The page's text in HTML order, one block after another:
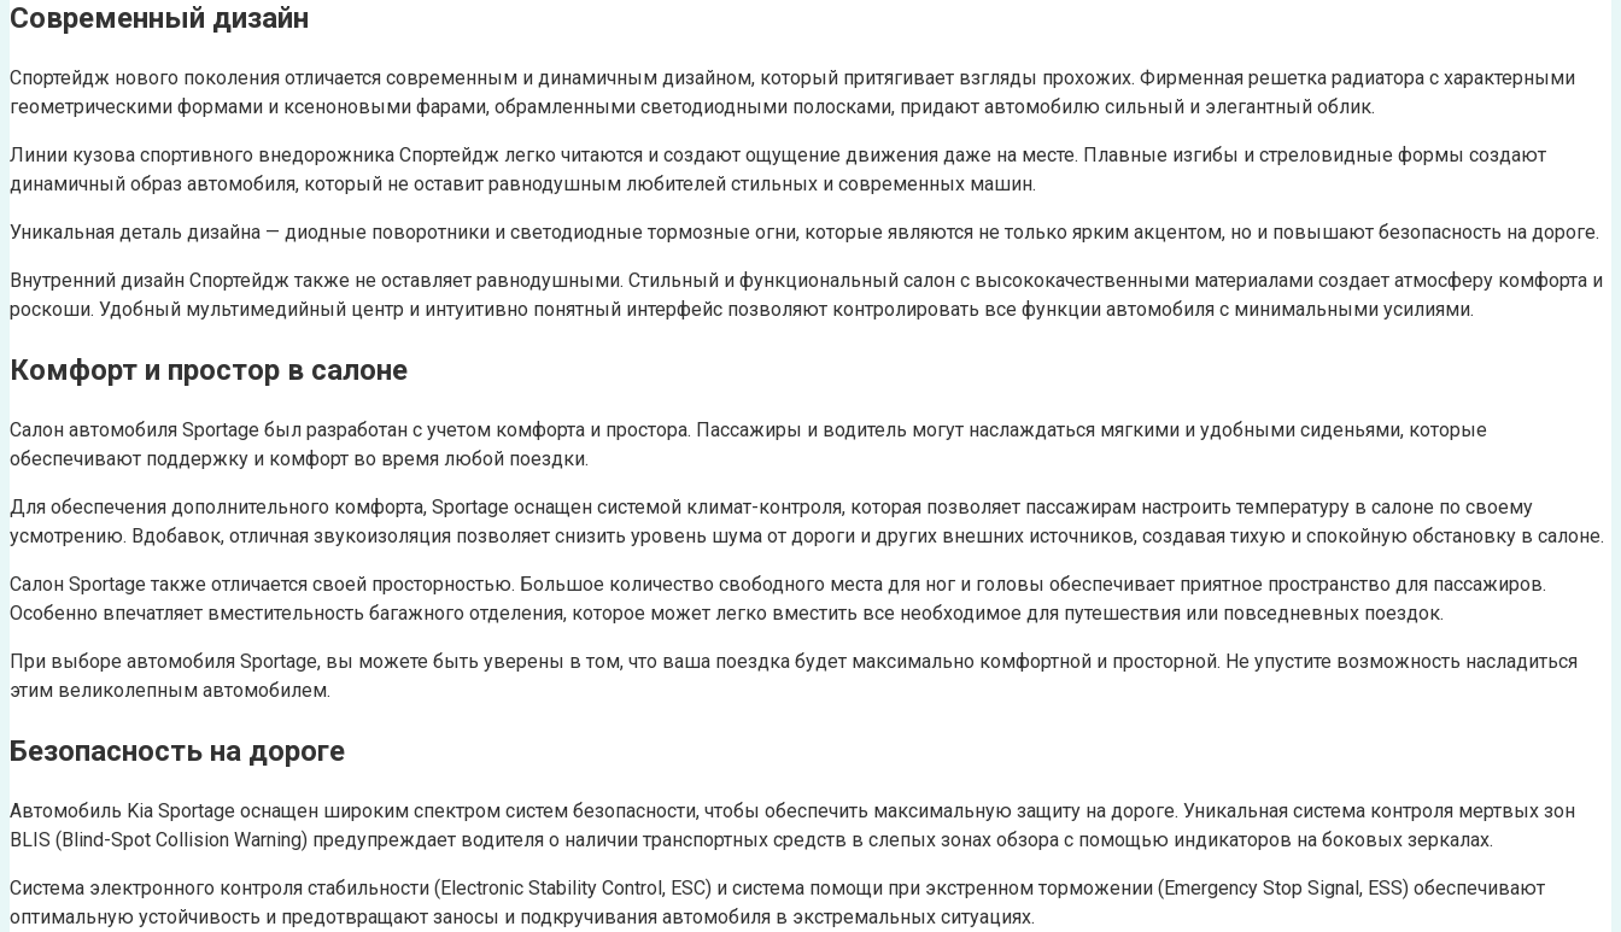
Современный дизайн
Спортейдж нового поколения отличается современным и динамичным дизайном, который притягивает взгляды прохожих. Фирменная решетка радиатора с характерными
геометрическими формами и ксеноновыми фарами, обрамленными светодиодными полосками, придают автомобилю сильный и элегантный облик.
Линии кузова спортивного внедорожника Спортейдж легко читаются и создают ощущение движения даже на месте. Плавные изгибы и стреловидные формы создают
динамичный образ автомобиля, который не оставит равнодушным любителей стильных и современных машин.
Уникальная деталь дизайна — диодные поворотники и светодиодные тормозные огни, которые являются не только ярким акцентом, но и повышают безопасность на дороге.
Внутренний дизайн Спортейдж также не оставляет равнодушными. Стильный и функциональный салон с высококачественными материалами создает атмосферу комфорта и
роскоши. Удобный мультимедийный центр и интуитивно понятный интерфейс позволяют контролировать все функции автомобиля с минимальными усилиями.
Комфорт и простор в салоне
Салон автомобиля Sportage был разработан с учетом комфорта и простора. Пассажиры и водитель могут наслаждаться мягкими и удобными сиденьями, которые
обеспечивают поддержку и комфорт во время любой поездки.
Для обеспечения дополнительного комфорта, Sportage оснащен системой климат-контроля, которая позволяет пассажирам настроить температуру в салоне по своему
усмотрению. Вдобавок, отличная звукоизоляция позволяет снизить уровень шума от дороги и других внешних источников, создавая тихую и спокойную обстановку в салоне.
Салон Sportage также отличается своей просторностью. Большое количество свободного места для ног и головы обеспечивает приятное пространство для пассажиров.
Особенно впечатляет вместительность багажного отделения, которое может легко вместить все необходимое для путешествия или повседневных поездок.
При выборе автомобиля Sportage, вы можете быть уверены в том, что ваша поездка будет максимально комфортной и просторной. Не упустите возможность насладиться
этим великолепным автомобилем.
Безопасность на дороге
Автомобиль Kia Sportage оснащен широким спектром систем безопасности, чтобы обеспечить максимальную защиту на дороге. Уникальная система контроля мертвых зон
BLIS (Blind-Spot Collision Warning) предупреждает водителя о наличии транспортных средств в слепых зонах обзора с помощью индикаторов на боковых зеркалах.
Система электронного контроля стабильности (Electronic Stability Control, ESC) и система помощи при экстренном торможении (Emergency Stop Signal, ESS) обеспечивают
оптимальную устойчивость и предотвращают заносы и подкручивания автомобиля в экстремальных ситуациях.